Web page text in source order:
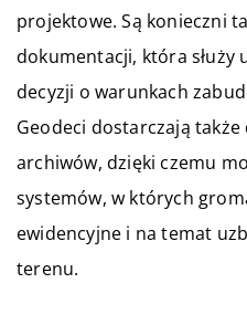
projektowe. Są konieczni
dokumentacji, która służy
decyzji o warunkach
Geodeci dostarczają
archiwów, dzięki czemu
systemów, w których
ewidencyjne i na temat
terenu.